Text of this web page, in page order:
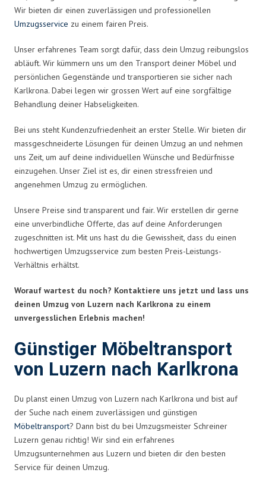
Wir bieten dir einen zuverlässigen und professionellen
Umzugsservice zu einem fairen Preis.
Unser erfahrenes Team sorgt dafür, dass dein Umzug reibungslos
abläuft. Wir kümmern uns um den Transport deiner Möbel und
persönlichen Gegenstände und transportieren sie sicher nach
Karlkrona. Dabei legen wir grossen Wert auf eine sorgfältige
Behandlung deiner Habseligkeiten.
Bei uns steht Kundenzufriedenheit an erster Stelle. Wir bieten dir
massgeschneiderte Lösungen für deinen Umzug an und nehmen
uns Zeit, um auf deine individuellen Wünsche und Bedürfnisse
einzugehen. Unser Ziel ist es, dir einen stressfreien und
angenehmen Umzug zu ermöglichen.
Unsere Preise sind transparent und fair. Wir erstellen dir gerne
eine unverbindliche Offerte, das auf deine Anforderungen
zugeschnitten ist. Mit uns hast du die Gewissheit, dass du einen
hochwertigen Umzugsservice zum besten Preis-Leistungs-
Verhältnis erhältst.
Worauf wartest du noch? Kontaktiere uns jetzt und lass uns
deinen Umzug von Luzern nach Karlkrona zu einem
unvergesslichen Erlebnis machen!
Günstiger Möbeltransport
von Luzern nach Karlkrona
Du planst einen Umzug von Luzern nach Karlkrona und bist auf
der Suche nach einem zuverlässigen und günstigen
Möbeltransport? Dann bist du bei Umzugsmeister Schreiner
Luzern genau richtig! Wir sind ein erfahrenes
Umzugsunternehmen aus Luzern und bieten dir den besten
Service für deinen Umzug.